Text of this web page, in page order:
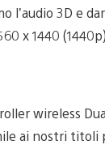
l’audio 3D e
x 1440
wireless
ai nostri titoli